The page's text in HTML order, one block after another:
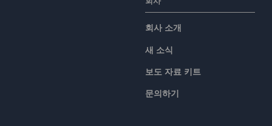
회사 소개
새 소식
보도 자료 키트
문의하기